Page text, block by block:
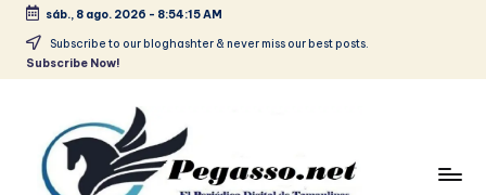
Saltar
sáb., 8 ago. 2026 - 8:54:16 AM
Subscribe to our bloghashter & never miss our best posts.
Subscribe Now!